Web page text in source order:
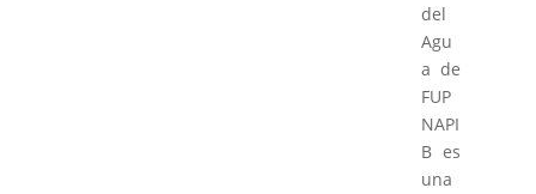
del
Agu
a de
FUP
NAPI
B es
una